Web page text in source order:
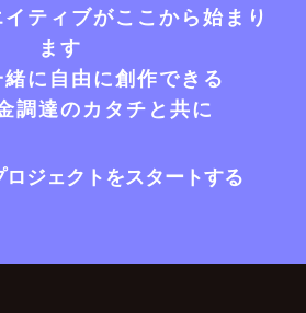
ティブがここから始まり
ます
に自由に創作できる
調達のカタチと共に
ジェクトをスタートする